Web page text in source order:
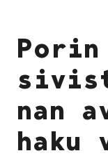
Porin
nan
haku